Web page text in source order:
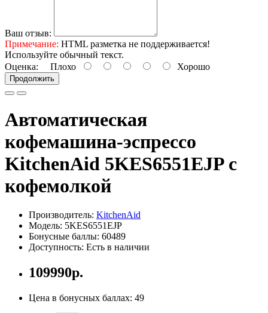
Ваш отзыв:
Примечание: HTML разметка не поддерживается!
Используйте обычный текст.
Оценка: Плохо Хорошо
Продолжить
Автоматическая
кофемашина-эспрессо
KitchenAid 5KES6551EJP с
кофемолкой
Производитель: KitchenAid
Модель: 5KES6551EJP
Бонусные баллы: 60489
Доступность: Есть в наличии
109990р.
Цена в бонусных баллах: 49